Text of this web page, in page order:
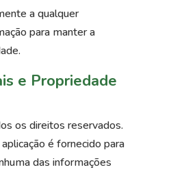
a qualquer
para manter a
e Propriedade
os direitos reservados.
é fornecido para
das informações